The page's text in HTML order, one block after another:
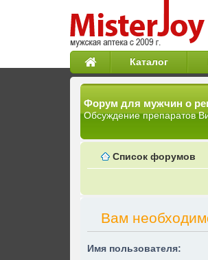
Каталог
Форум для мужчин о
Обсуждение препаратов
Список форумов
Вам
Имя пользователя: